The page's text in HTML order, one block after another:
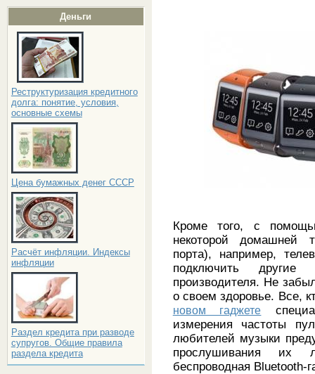
Деньги
Реструктуризация кредитного
долга: понятие, условия,
основные схемы
Цена бумажных денег СССР
Расчёт инфляции. Индексы
инфляции
Раздел кредита при разводе
супругов. Общие правила
раздела кредита
Кроме того, с
некоторой домашней
порта), например,
подключить другие
производителя. Не
о своем здоровье. Все,
новом гаджете
измерения частоты
любителей музыки
прослушивания их
беспроводная Bluetooth-